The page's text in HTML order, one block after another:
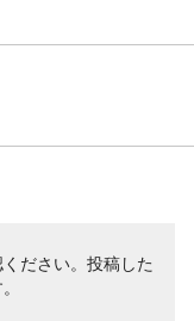
ださい。投稿した